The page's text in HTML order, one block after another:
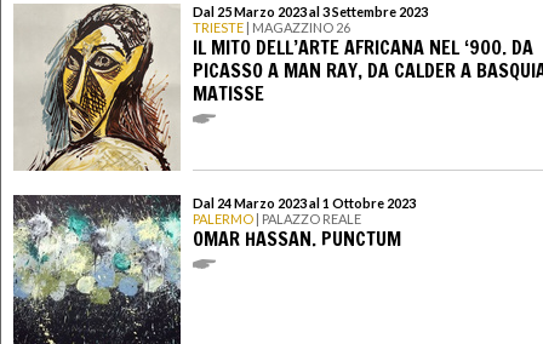
Dal 25 Marzo 2023 al 3 Settembre 2023
TRIESTE | MAGAZZINO 26
IL MITO DELL’ARTE AFRICANA NEL ‘900. DA
PICASSO A MAN RAY, DA CALDER A
MATISSE
Dal 24 Marzo 2023 al 1 Ottobre 2023
PALERMO | PALAZZO REALE
OMAR HASSAN. PUNCTUM